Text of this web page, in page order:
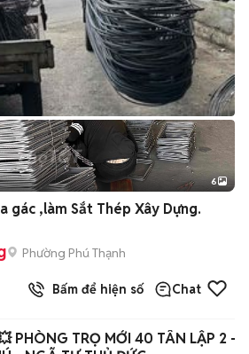
+2
6
gác ,làm Sắt Thép Xây Dựng.
Phường Phú Thạnh
Bấm để hiện số Chat
LẬP 2 - HIỆP